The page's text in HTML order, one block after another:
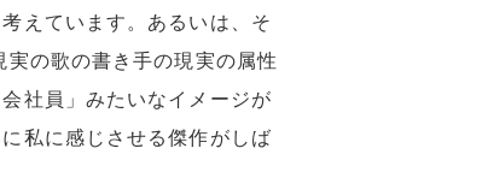
えています。あるいは、そ
の歌の書き手の現実の属性
社員」みたいなイメージが
私に感じさせる傑作がしば